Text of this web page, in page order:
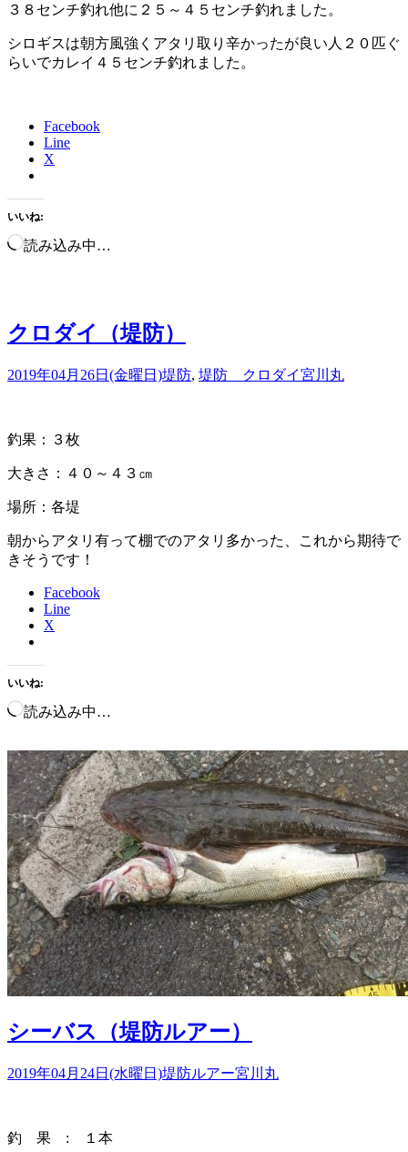
３８センチ釣れ他に２５～４５センチ釣れました。
シロギスは朝方風強くアタリ取り辛かったが良い人２０匹ぐ
らいでカレイ４５センチ釣れました。
Facebook
Line
X
いいね:
読み込み中…
クロダイ（堤防）
2019年04月26日(金曜日)堤防, 堤防 クロダイ宮川丸
釣果：３枚
大きさ：４０～４３㎝
場所：各堤
朝からアタリ有って棚でのアタリ多かった、これから期待で
きそうです！
Facebook
Line
X
いいね:
読み込み中…
シーバス（堤防ルアー）
2019年04月24日(水曜日)堤防ルアー宮川丸
釣 果 : １本